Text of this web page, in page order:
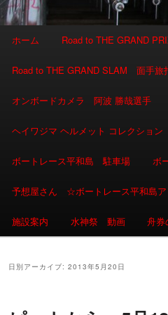
メインコンテンツへ移動
サブコンテンツへ移動
ホーム Road to THE GRAND
Road to THE GRAND SLAM 面手
オンボードカメラ 阿波 勝哉選手
ヘイワジマ ヘルメット コレクション
ボートレース平和島 駐車場 ボ
予想屋さん ☆ボートレース平和島
施設案内 水神祭 動画 舟
日別アーカイブ: 2013年5月20日